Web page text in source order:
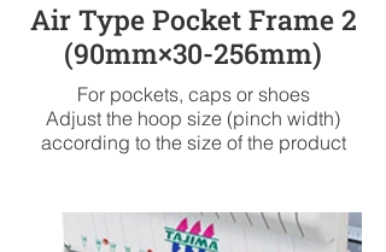
Air Type Pocket Frame 2
(90mm×30-256mm)
For pockets, caps or shoes
Adjust the hoop size (pinch width)
according to the size of the product